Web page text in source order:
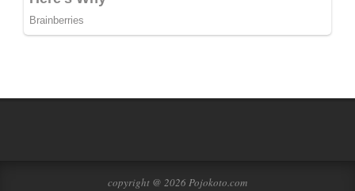
copyright @ 2026 Pojokoto.com